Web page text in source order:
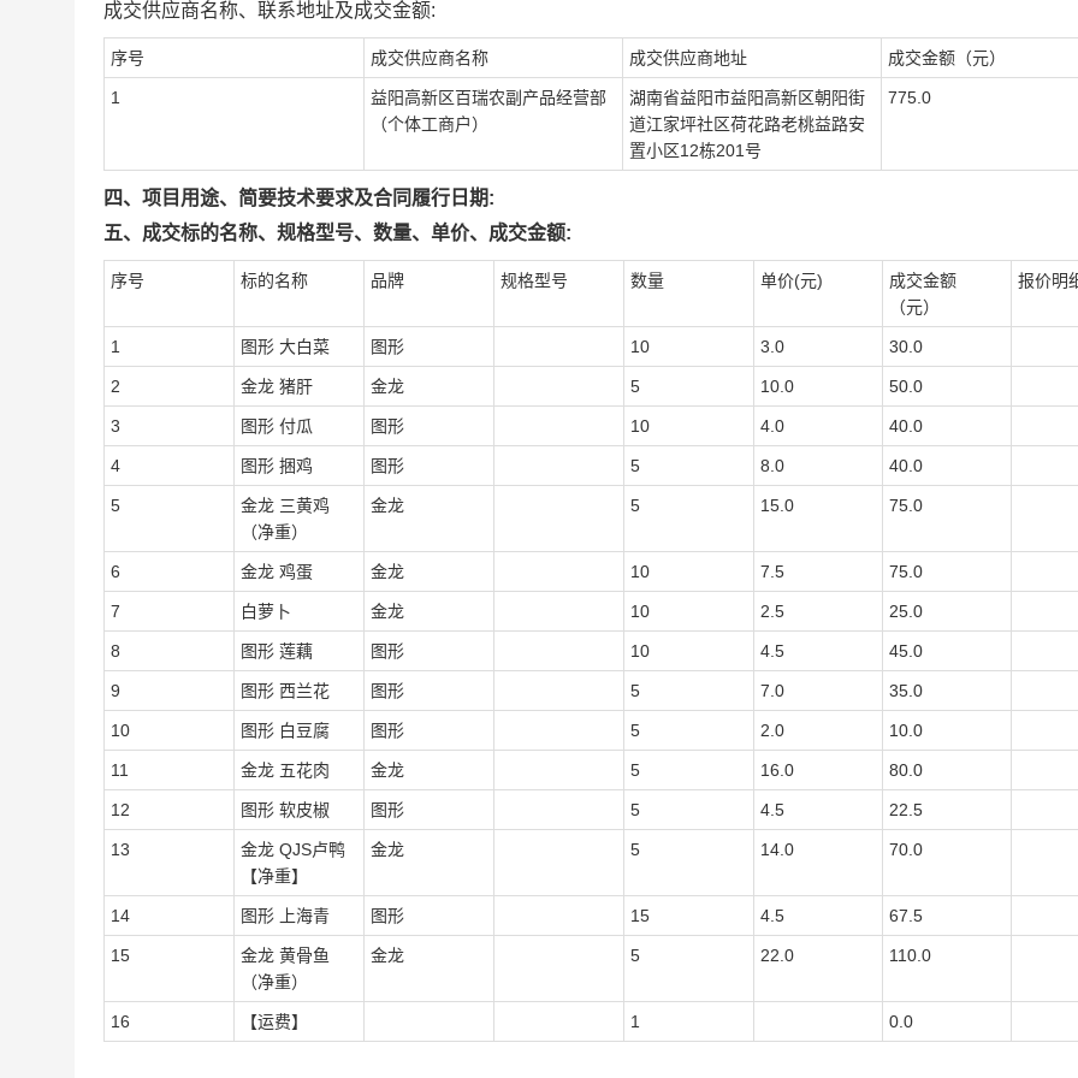
成交供应商名称、联系地址及成交金额:
序号 成交供应商名称 成交供应商地址 成交金额（元）
1
益阳高新区百瑞农副产品经营部
（个体工商户）
湖南省益阳市益阳高新区朝阳街
道江家坪社区荷花路老桃益路安
置小区12栋201号
775.0
四、项目用途、简要技术要求及合同履行日期:
五、成交标的名称、规格型号、数量、单价、成交金额:
序号 标的名称 品牌 规格型号 数量 单价(元)
成交金额
（元）
报价明
1 图形 大白菜 图形 10 3.0 30.0
2 金龙 猪肝 金龙 5 10.0 50.0
3 图形 付瓜 图形 10 4.0 40.0
4 图形 捆鸡 图形 5 8.0 40.0
5
金龙 三黄鸡
（净重）
金龙 5 15.0 75.0
6 金龙 鸡蛋 金龙 10 7.5 75.0
7 白萝卜 金龙 10 2.5 25.0
8 图形 莲藕 图形 10 4.5 45.0
9 图形 西兰花 图形 5 7.0 35.0
10 图形 白豆腐 图形 5 2.0 10.0
11 金龙 五花肉 金龙 5 16.0 80.0
12 图形 软皮椒 图形 5 4.5 22.5
13
金龙 QJS卢鸭
【净重】
金龙 5 14.0 70.0
14 图形 上海青 图形 15 4.5 67.5
15
金龙 黄骨鱼
（净重）
金龙 5 22.0 110.0
16 【运费】 1 0.0